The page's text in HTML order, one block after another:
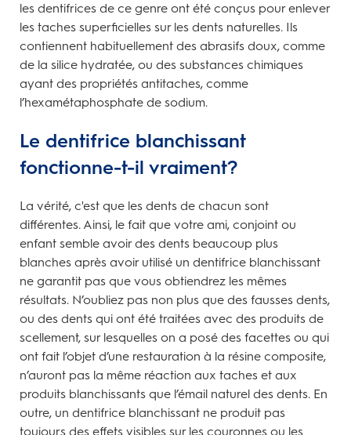
les dentifrices de ce genre ont été conçus pour enlever
les taches superficielles sur les dents naturelles. Ils
contiennent habituellement des abrasifs doux, comme
de la silice hydratée, ou des substances chimiques
ayant des propriétés antitaches, comme
l’hexamétaphosphate de sodium.
Le dentifrice blanchissant
fonctionne-t-il vraiment?
La vérité, c'est que les dents de chacun sont
différentes. Ainsi, le fait que votre ami, conjoint ou
enfant semble avoir des dents beaucoup plus
blanches après avoir utilisé un dentifrice blanchissant
ne garantit pas que vous obtiendrez les mêmes
résultats. N’oubliez pas non plus que des fausses dents,
ou des dents qui ont été traitées avec des produits de
scellement, sur lesquelles on a posé des facettes ou qui
ont fait l’objet d’une restauration à la résine composite,
n’auront pas la même réaction aux taches et aux
produits blanchissants que l’émail naturel des dents. En
outre, un dentifrice blanchissant ne produit pas
toujours des effets visibles sur les couronnes ou les